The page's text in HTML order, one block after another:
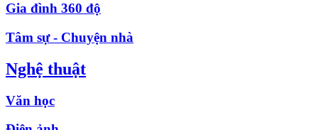
Gia đình 360 độ
Tâm sự - Chuyện nhà
Nghệ thuật
Văn học